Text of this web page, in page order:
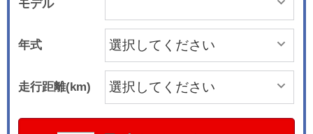
モデル
年式
走行距離(km)